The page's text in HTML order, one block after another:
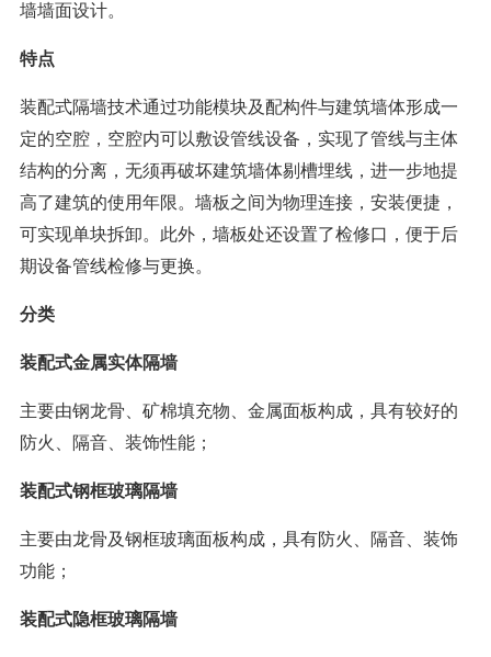
墙墙面设计。
特点
装配式隔墙技术通过功能模块及配构件与建筑墙体形成一
定的空腔，空腔内可以敷设管线设备，实现了管线与主体
结构的分离，无须再破坏建筑墙体剔槽埋线，进一步地提
高了建筑的使用年限。墙板之间为物理连接，安装便捷，
可实现单块拆卸。此外，墙板处还设置了检修口，便于后
期设备管线检修与更换。
分类
装配式金属实体隔墙
主要由钢龙骨、矿棉填充物、金属面板构成，具有较好的
防火、隔音、装饰性能；
装配式钢框玻璃隔墙
主要由龙骨及钢框玻璃面板构成，具有防火、隔音、装饰
功能；
装配式隐框玻璃隔墙